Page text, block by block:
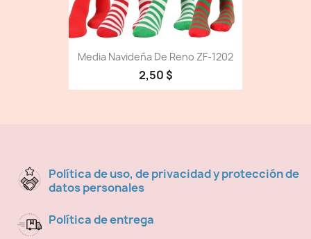
Media Navideña De Reno ZF-1202
2,50 $
Política de uso, de privacidad y protección de
datos personales
Política de entrega